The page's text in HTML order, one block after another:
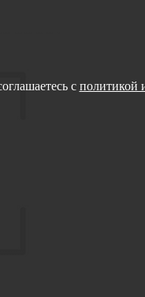
с политикой